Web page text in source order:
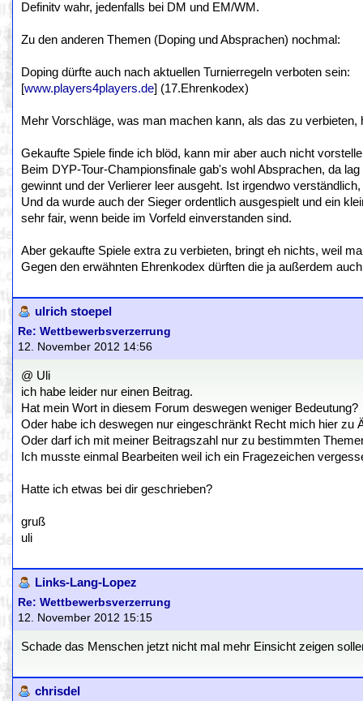
Definitv wahr, jedenfalls bei DM und EM/WM.
Zu den anderen Themen (Doping und Absprachen) nochmal:
Doping dürfte auch nach aktuellen Turnierregeln verboten sein:
[www.players4players.de] (17.Ehrenkodex)
Mehr Vorschläge, was man machen kann, als das zu verbieten,
Gekaufte Spiele finde ich blöd, kann mir aber auch nicht
Beim DYP-Tour-Championsfinale gab's wohl Absprachen, da
gewinnt und der Verlierer leer ausgeht. Ist irgendwo
Und da wurde auch der Sieger ordentlich ausgespielt und ein
sehr fair, wenn beide im Vorfeld einverstanden sind.
Aber gekaufte Spiele extra zu verbieten, bringt eh nichts, weil
Gegen den erwähnten Ehrenkodex dürften die ja außerdem
ulrich stoepel
Re: Wettbewerbsverzerrung
12. November 2012 14:56
@ Uli
ich habe leider nur einen Beitrag.
Hat mein Wort in diesem Forum deswegen weniger Bedeutung?
Oder habe ich deswegen nur eingeschränkt Recht mich hier zu
Oder darf ich mit meiner Beitragszahl nur zu bestimmten
Ich musste einmal Bearbeiten weil ich ein Fragezeichen
Hatte ich etwas bei dir geschrieben?
gruß
uli
Links-Lang-Lopez
Re: Wettbewerbsverzerrung
12. November 2012 15:15
Schade das Menschen jetzt nicht mal mehr Einsicht zeigen
chrisdel